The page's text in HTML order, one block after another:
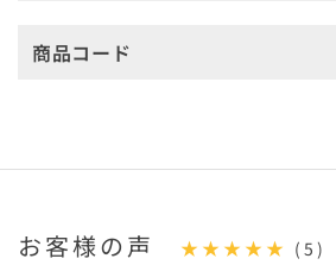
商品コード
お客様の声 ★★★★★ (5)